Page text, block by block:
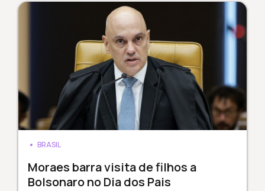
BRASIL
Moraes barra visita de filhos a
Bolsonaro no Dia dos Pais